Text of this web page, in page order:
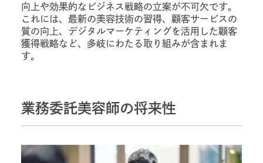
向上や効果的なビジネス戦略の立案が不可欠です。
これには、最新の美容技術の習得、顧客サービスの
質の向上、デジタルマーケティングを活用した顧客
獲得戦略など、多岐にわたる取り組みが含まれま
す。
業務委託美容師の将来性